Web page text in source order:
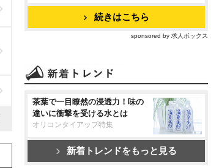
続きはこちら
sponsored by 求人ボックス
茶葉で一目瞭然の浸透力！味の
違いに衝撃を受ける水とは
オリコンタイアップ特集
新着トレンドをもっと見る